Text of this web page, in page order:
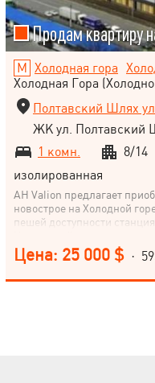
Продам квартиру
Холодная гора
Холодная Гора
Полтавский Шлях ул.
ЖК ул. Полтавский
1 комн.
8/14
изолированная
АН Valion предлагает
новострое на Холодной
пешей доступности
ремонт, установлена
батареи, установлены
электропроводка по всей
Цена: 25 000 $ ·